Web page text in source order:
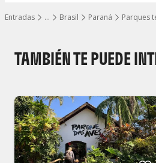
…
Mostrar todos los niveles
Entradas Brasil Paraná Parques
TAMBIÉN TE PUEDE